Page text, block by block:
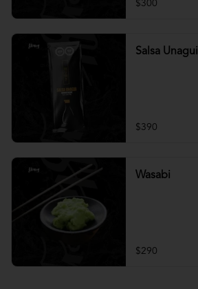
$300
Salsa Unagui
$390
Wasabi
$290